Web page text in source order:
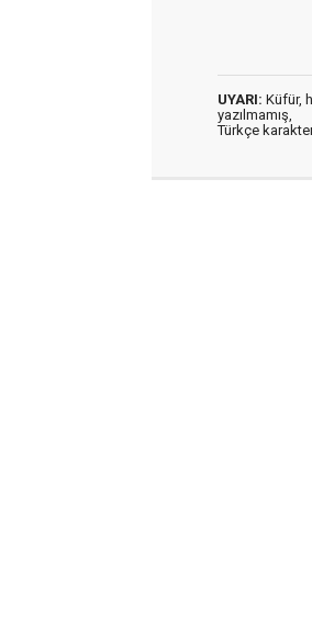
UYARI: Küfür,
yazılmamış,
Türkçe